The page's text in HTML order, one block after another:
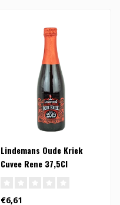
Lindemans Oude Kriek
Cuvee Rene 37,5Cl
€6,61